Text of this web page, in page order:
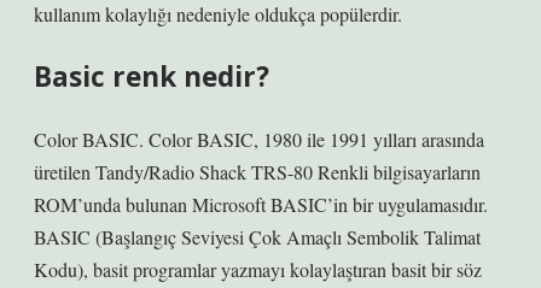
kullanım kolaylığı nedeniyle oldukça popülerdir.
Basic renk nedir?
Color BASIC. Color BASIC, 1980 ile 1991 yılları arasında
üretilen Tandy/Radio Shack TRS-80 Renkli bilgisayarların
ROM’unda bulunan Microsoft BASIC’in bir uygulamasıdır.
BASIC (Başlangıç ​​Seviyesi Çok Amaçlı Sembolik Talimat
Kodu), basit programlar yazmayı kolaylaştıran basit bir söz